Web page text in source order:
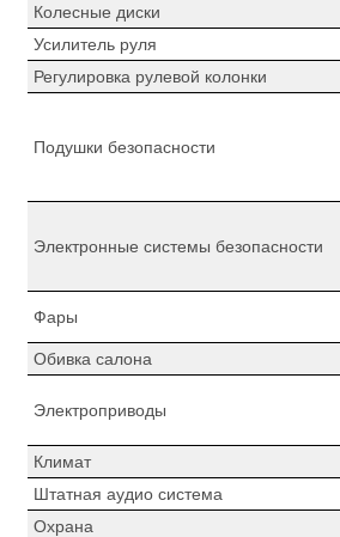
Колесные диски
Усилитель руля
Регулировка рулевой колонки
Подушки безопасности
Электронные системы безопасности
Фары
Обивка салона
Электроприводы
Климат
Штатная аудио система
Охрана